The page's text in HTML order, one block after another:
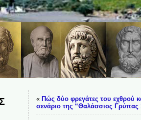
« Πώς δύο φρεγάτες του εχθρού
σενάριο της “Θαλάσσιος Γρύπας